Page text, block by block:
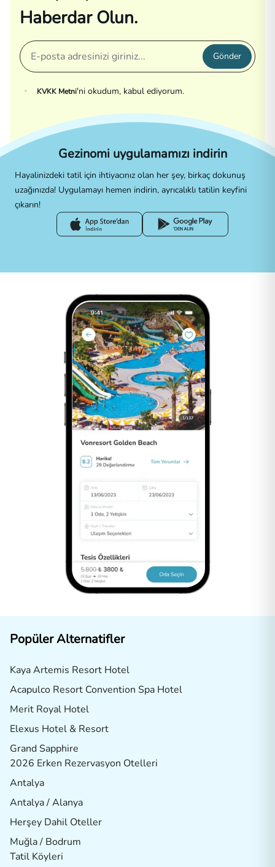
Haberdar Olun.
Gönder
KVKK Metni'ni okudum, kabul ediyorum.
Gezinomi uygulamamızı indirin
Hayalinizdeki tatil için ihtiyacınız olan her şey, birkaç dokunuş
uzağınızda! Uygulamayı hemen indirin, ayrıcalıklı tatilin keyfini
çıkarın!
Popüler Alternatifler
Kaya Artemis Resort Hotel
Acapulco Resort Convention Spa Hotel
Merit Royal Hotel
Elexus Hotel & Resort
Grand Sapphire
2026 Erken Rezervasyon Otelleri
Antalya
Antalya / Alanya
Herşey Dahil Oteller
Muğla / Bodrum
Tatil Köyleri